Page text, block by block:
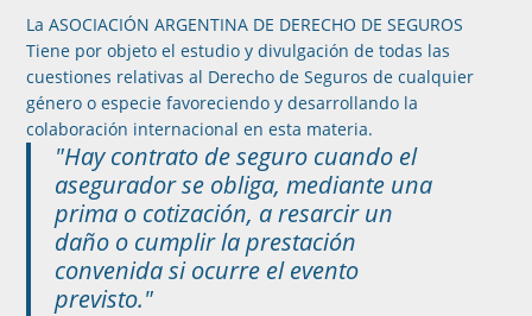
La ASOCIACIÓN ARGENTINA DE DERECHO DE SEGUROS
Tiene por objeto el estudio y divulgación de todas las
cuestiones relativas al Derecho de Seguros de cualquier
género o especie favoreciendo y desarrollando la
colaboración internacional en esta materia.
"Hay contrato de seguro cuando el
asegurador se obliga, mediante una
prima o cotización, a resarcir un
daño o cumplir la prestación
convenida si ocurre el evento
previsto."